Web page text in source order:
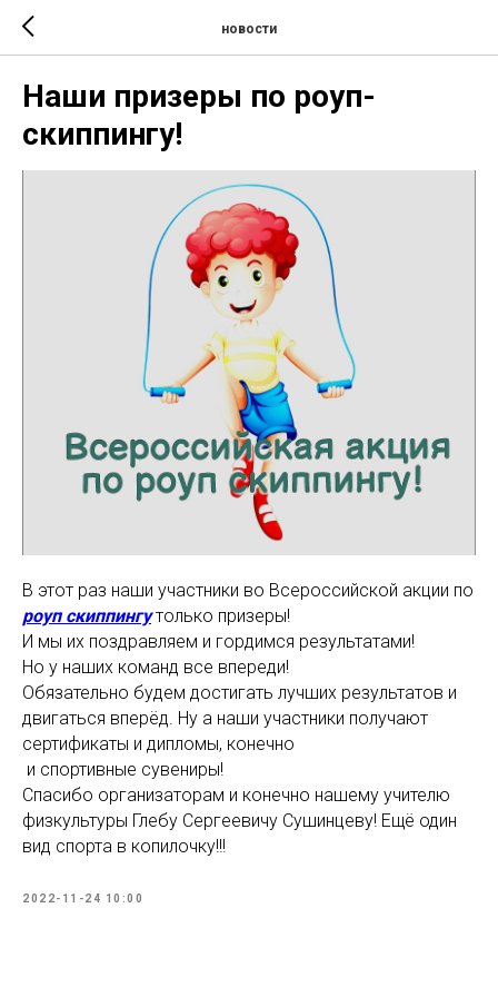
новости
Наши призеры по роуп-
скиппингу!
В этот раз наши участники во Всероссийской акции по
роуп скиппингутолько призеры!
И мы их поздравляем и гордимся результатами!
Но у наших команд все впереди!
Обязательно будем достигать лучших результатов и
двигаться вперёд. Ну а наши участники получают
сертификаты и дипломы, конечно
и спортивные сувениры!
Спасибо организаторам и конечно нашему учителю
физкультуры Глебу Сергеевичу Сушинцеву! Ещё один
вид спорта в копилочку!!!
2022-11-24 10:00